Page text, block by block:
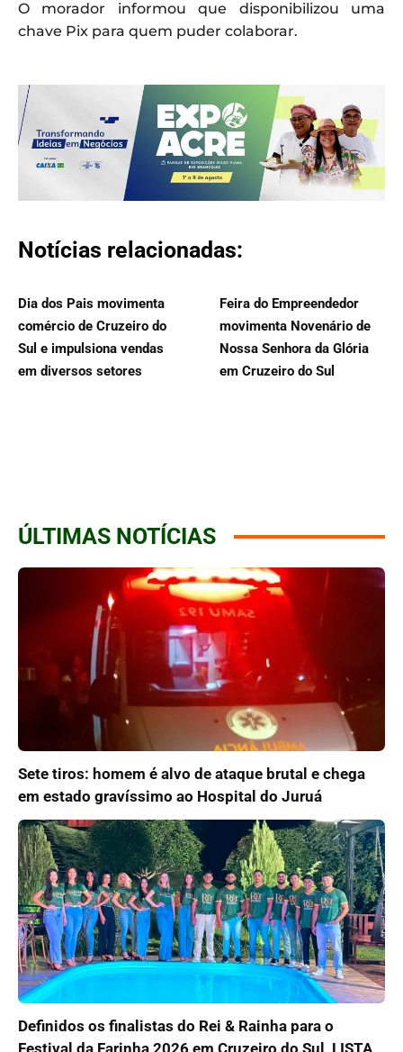
O morador informou que disponibilizou uma
chave Pix para quem puder colaborar.
Notícias relacionadas:
Dia dos Pais movimenta
comércio de Cruzeiro do
Sul e impulsiona vendas
em diversos setores
Feira do Empreendedor
movimenta Novenário de
Nossa Senhora da Glória
em Cruzeiro do Sul
ÚLTIMAS NOTÍCIAS
Sete tiros: homem é alvo de ataque brutal e chega
em estado gravíssimo ao Hospital do Juruá
Definidos os finalistas do Rei & Rainha para o